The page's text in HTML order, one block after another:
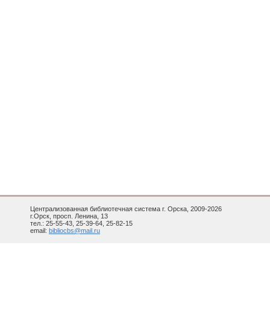
Централизованная библиотечная система г. Орска, 2009-2026
г.Орск, просп. Ленина, 13
тел.: 25-55-43, 25-39-64, 25-82-15
email: bibliocbs@mail.ru